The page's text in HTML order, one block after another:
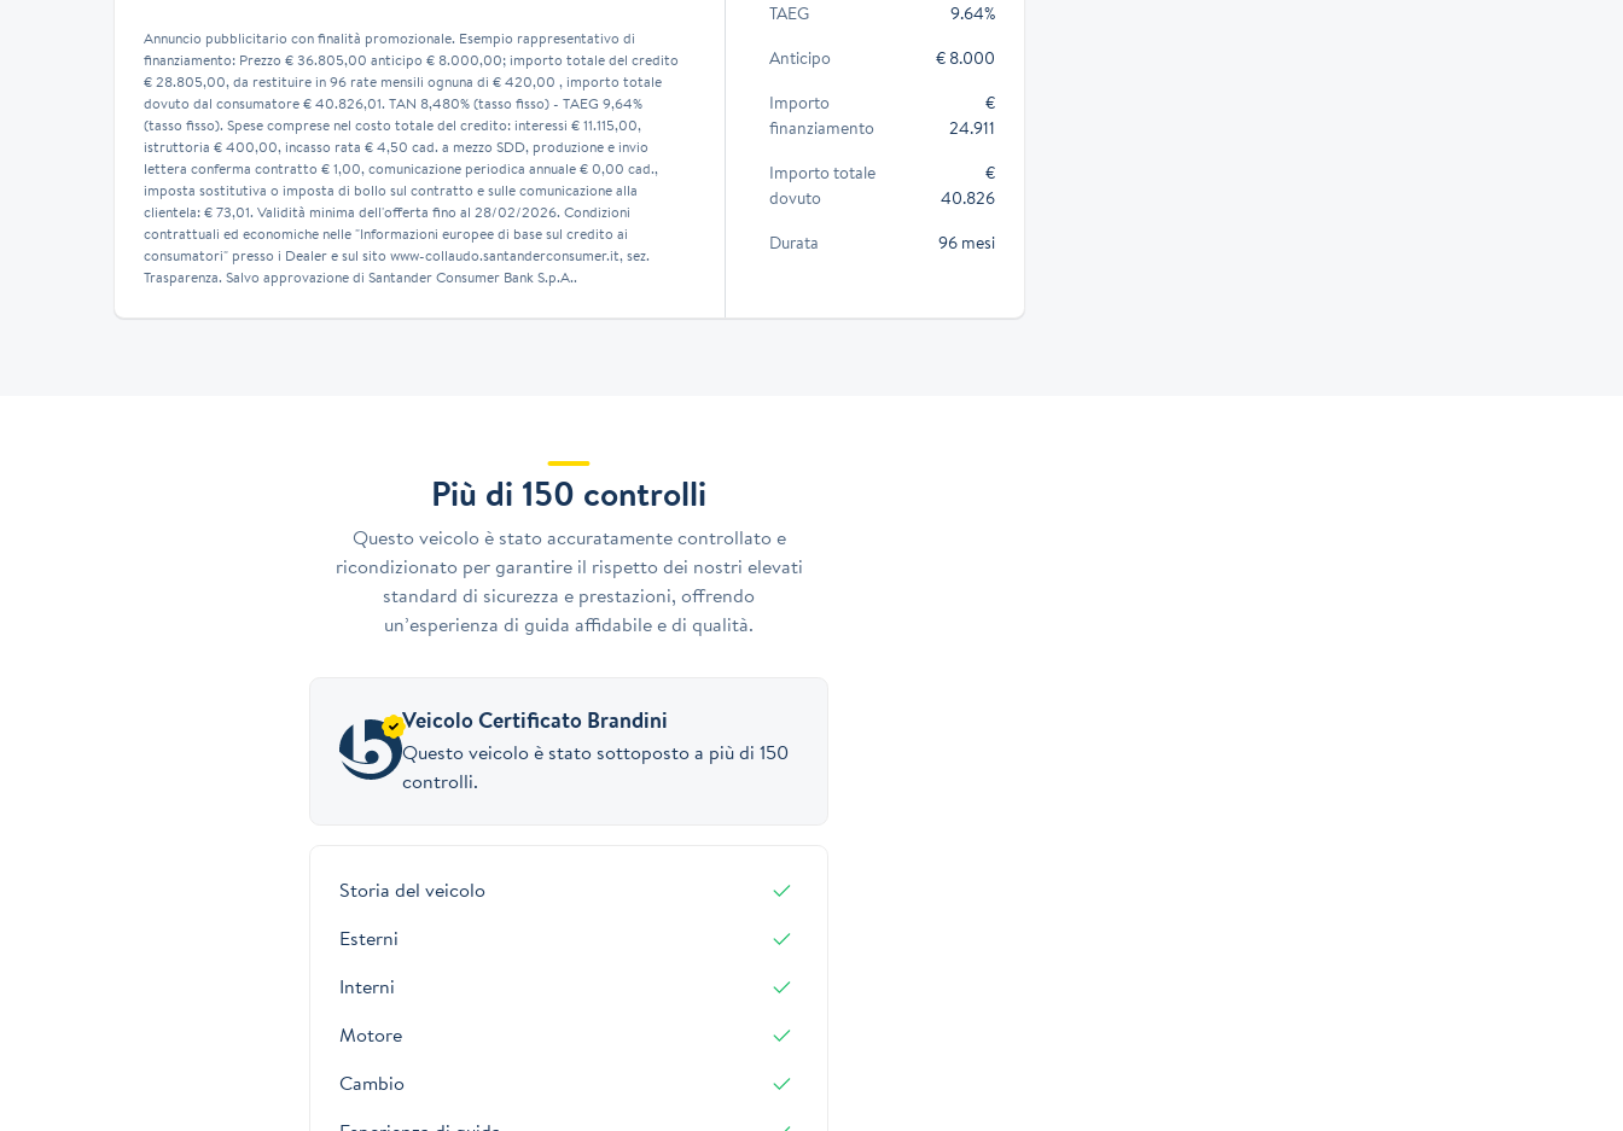
Annuncio pubblicitario con finalità promozionale. Esempio rappresentativo di
finanziamento: Prezzo € 36.805,00 anticipo € 8.000,00; importo totale del credito
€ 28.805,00, da restituire in 96 rate mensili ognuna di € 420,00 , importo totale
dovuto dal consumatore € 40.826,01. TAN 8,480% (tasso fisso) - TAEG 9,64%
(tasso fisso). Spese comprese nel costo totale del credito: interessi € 11.115,00,
istruttoria € 400,00, incasso rata € 4,50 cad. a mezzo SDD, produzione e invio
lettera conferma contratto € 1,00, comunicazione periodica annuale € 0,00 cad.,
imposta sostitutiva o imposta di bollo sul contratto e sulle comunicazione alla
clientela: € 73,01. Validità minima dell'offerta fino al 28/02/2026. Condizioni
contrattuali ed economiche nelle "Informazioni europee di base sul credito ai
consumatori" presso i Dealer e sul sito www-collaudo.santanderconsumer.it, sez.
Trasparenza. Salvo approvazione di Santander Consumer Bank S.p.A..
TAEG
9.64%
Anticipo
€ 8.000
Importo
finanziamento
€
24.911
Importo totale
dovuto
€
40.826
Durata
96 mesi
Più di 150 controlli
Questo veicolo è stato accuratamente controllato e
ricondizionato per garantire il rispetto dei nostri elevati
standard di sicurezza e prestazioni, offrendo
un’esperienza di guida affidabile e di qualità.
Veicolo Certificato Brandini
Questo veicolo è stato sottoposto a più di 150
controlli.
Storia del veicolo
Esterni
Interni
Motore
Cambio